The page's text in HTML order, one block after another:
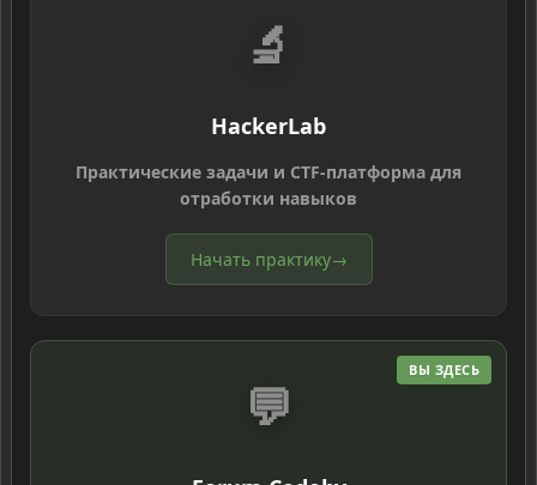
🔬
HackerLab
Практические задачи и CTF-платформа для
отработки навыков
Начать практику→
ВЫ ЗДЕСЬ
💬